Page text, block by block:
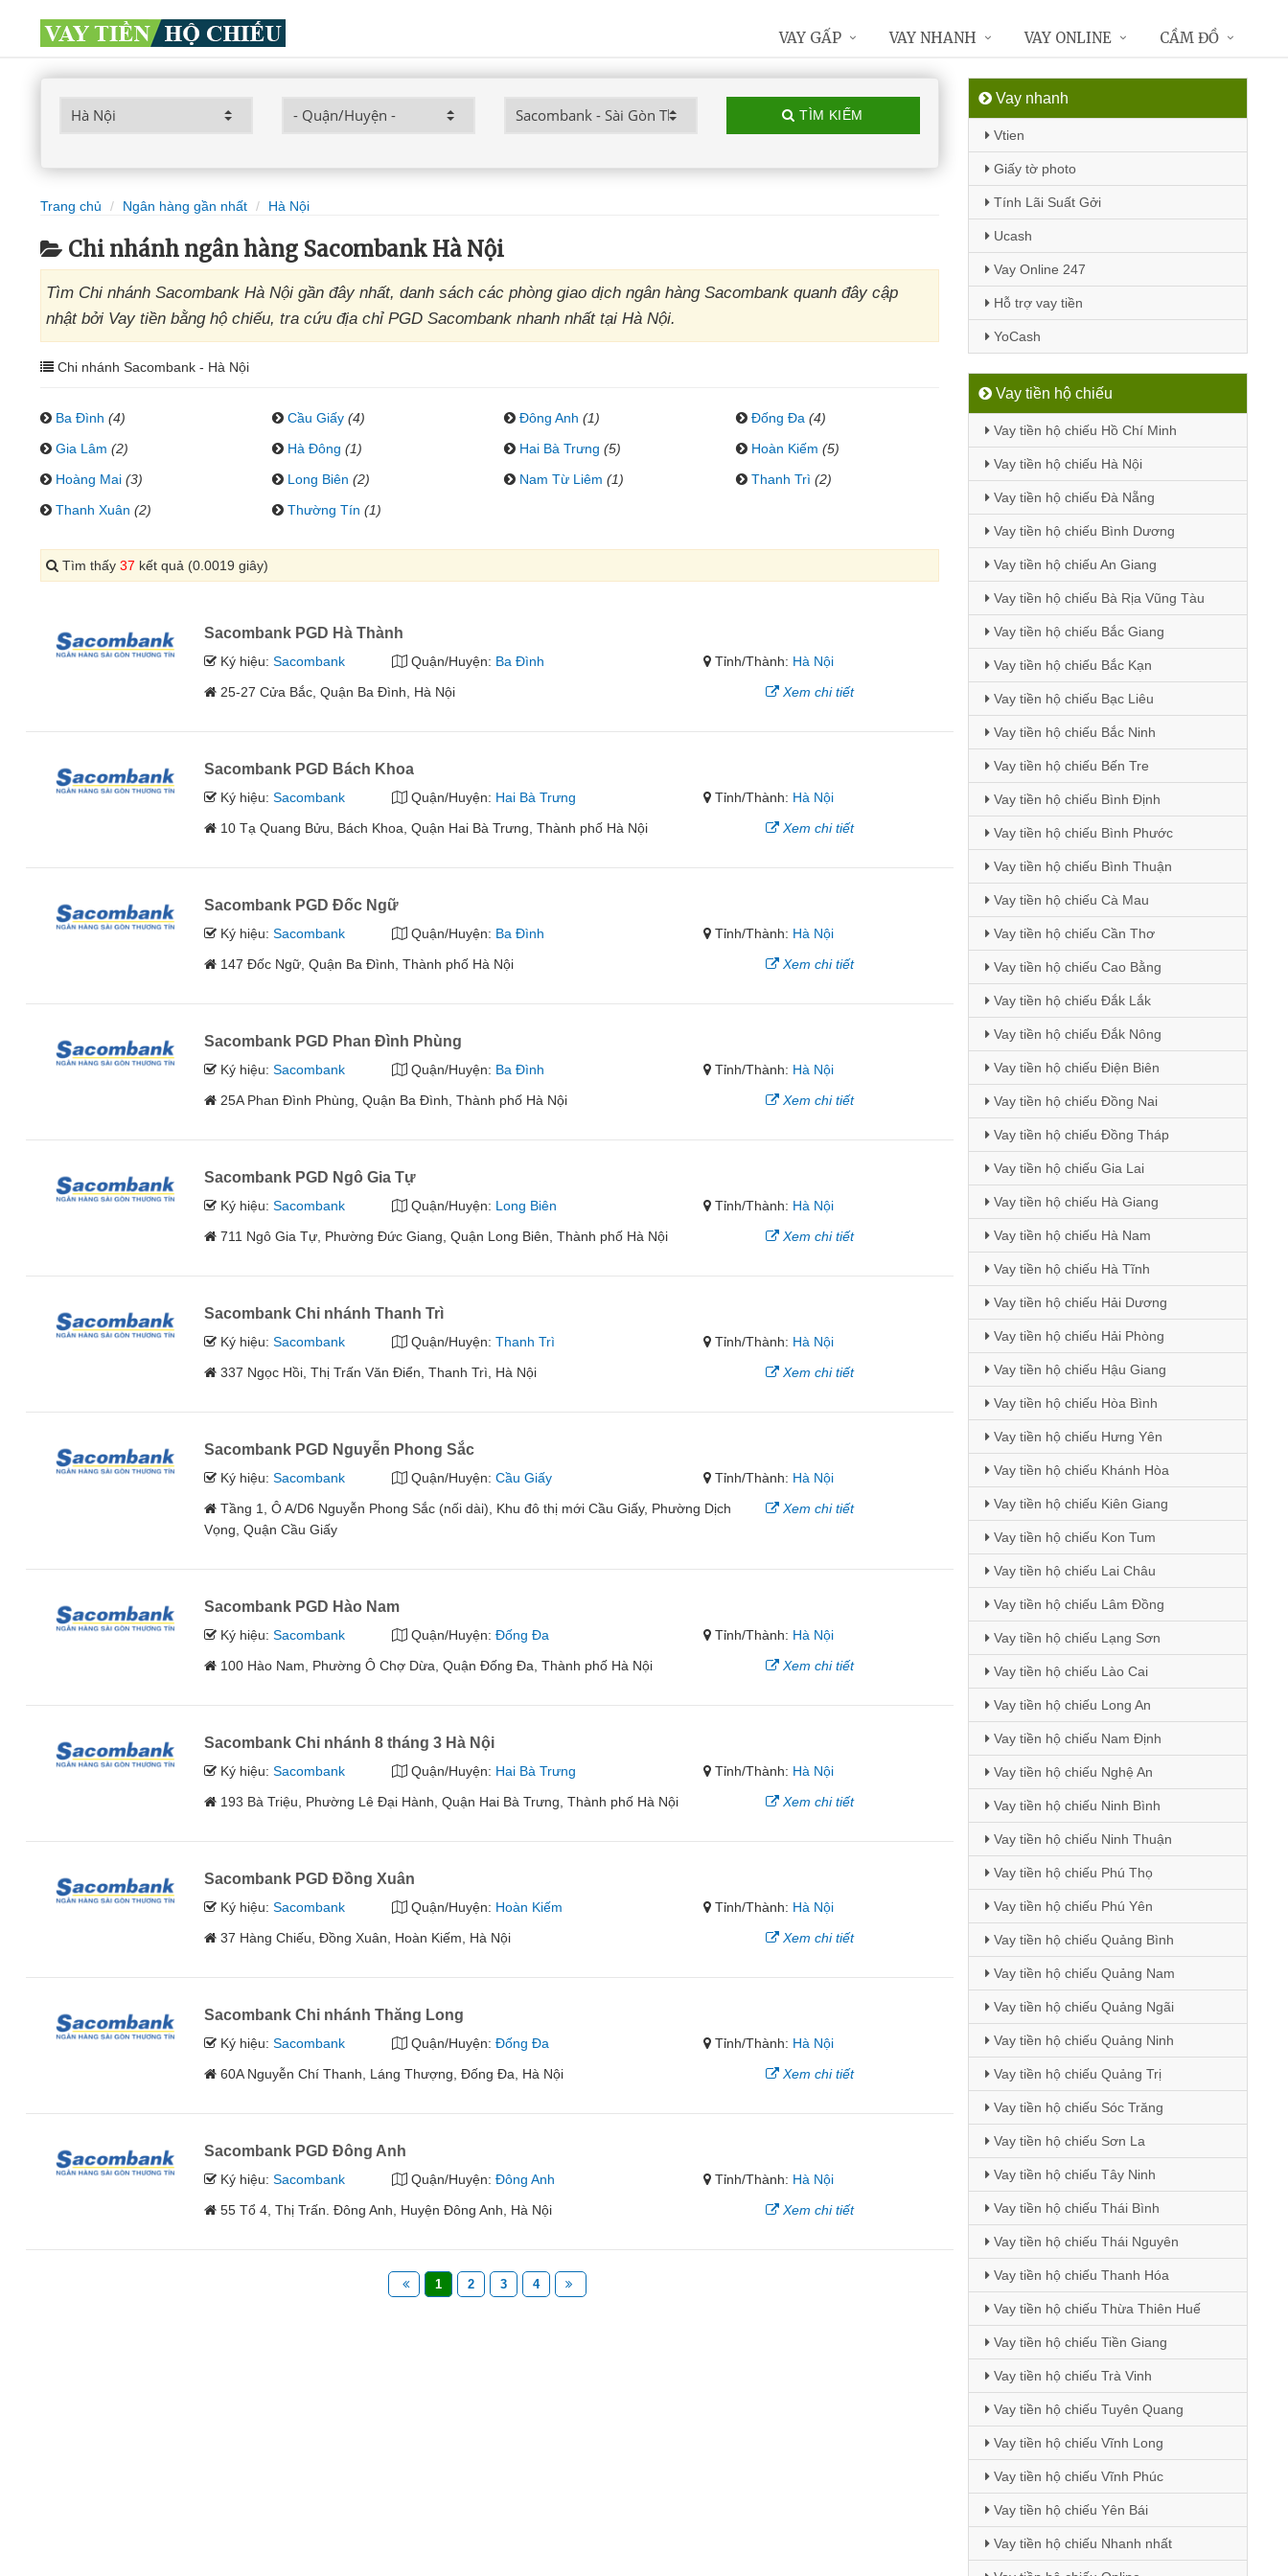
TÌM KIẾM
Trang chủ Ngân hàng gần nhất Hà Nội
Chi nhánh ngân hàng Sacombank Hà Nội
Tìm Chi nhánh Sacombank Hà Nội gần đây nhất, danh sách các phòng giao dịch ngân hàng Sacombank quanh đây cập
nhật bởi Vay tiền bằng hộ chiếu, tra cứu địa chỉ PGD Sacombank nhanh nhất tại Hà Nội.
Chi nhánh Sacombank - Hà Nội
Ba Đình (4) Cầu Giấy (4) Đông Anh (1) Đống Đa (4)
Gia Lâm (2) Hà Đông (1) Hai Bà Trưng (5) Hoàn Kiếm (5)
Hoàng Mai (3) Long Biên (2) Nam Từ Liêm (1) Thanh Trì (2)
Thanh Xuân (2) Thường Tín (1)
Tìm thấy 37 kết quả (0.0019 giây)
Sacombank PGD Hà Thành
Ký hiệu:Sacombank Quận/Huyện: Ba Đình Tỉnh/Thành: Hà Nội
25-27 Cửa Bắc, Quận Ba Đình, Hà Nội
Xem chi tiết
Sacombank PGD Bách Khoa
Ký hiệu:Sacombank Quận/Huyện: Hai Bà Trưng Tỉnh/Thành: Hà Nội
10 Tạ Quang Bửu, Bách Khoa, Quận Hai Bà Trưng, Thành phố Hà Nội
Xem chi tiết
Sacombank PGD Đốc Ngữ
Ký hiệu:Sacombank Quận/Huyện: Ba Đình Tỉnh/Thành: Hà Nội
147 Đốc Ngữ, Quận Ba Đình, Thành phố Hà Nội
Xem chi tiết
Sacombank PGD Phan Đình Phùng
Ký hiệu:Sacombank Quận/Huyện: Ba Đình Tỉnh/Thành: Hà Nội
25A Phan Đình Phùng, Quận Ba Đình, Thành phố Hà Nội
Xem chi tiết
Sacombank PGD Ngô Gia Tự
Ký hiệu:Sacombank Quận/Huyện: Long Biên Tỉnh/Thành: Hà Nội
711 Ngô Gia Tự, Phường Đức Giang, Quận Long Biên, Thành phố Hà Nội
Xem chi tiết
Sacombank Chi nhánh Thanh Trì
Ký hiệu:Sacombank Quận/Huyện: Thanh Trì Tỉnh/Thành: Hà Nội
337 Ngọc Hồi, Thị Trấn Văn Điển, Thanh Trì, Hà Nội
Xem chi tiết
Sacombank PGD Nguyễn Phong Sắc
Ký hiệu:Sacombank Quận/Huyện: Cầu Giấy Tỉnh/Thành: Hà Nội
Tầng 1, Ô A/D6 Nguyễn Phong Sắc (nối dài), Khu đô thị mới Cầu Giấy, Phường Dịch
Vọng, Quận Cầu Giấy
Xem chi tiết
Sacombank PGD Hào Nam
Ký hiệu:Sacombank Quận/Huyện: Đống Đa Tỉnh/Thành: Hà Nội
100 Hào Nam, Phường Ô Chợ Dừa, Quận Đống Đa, Thành phố Hà Nội
Xem chi tiết
Sacombank Chi nhánh 8 tháng 3 Hà Nội
Ký hiệu:Sacombank Quận/Huyện: Hai Bà Trưng Tỉnh/Thành: Hà Nội
193 Bà Triệu, Phường Lê Đại Hành, Quận Hai Bà Trưng, Thành phố Hà Nội
Xem chi tiết
Sacombank PGD Đồng Xuân
Ký hiệu:Sacombank Quận/Huyện: Hoàn Kiếm Tỉnh/Thành: Hà Nội
37 Hàng Chiếu, Đồng Xuân, Hoàn Kiếm, Hà Nội
Xem chi tiết
Sacombank Chi nhánh Thăng Long
Ký hiệu:Sacombank Quận/Huyện: Đống Đa Tỉnh/Thành: Hà Nội
60A Nguyễn Chí Thanh, Láng Thượng, Đống Đa, Hà Nội
Xem chi tiết
Sacombank PGD Đông Anh
Ký hiệu:Sacombank Quận/Huyện: Đông Anh Tỉnh/Thành: Hà Nội
55 Tổ 4, Thị Trấn. Đông Anh, Huyện Đông Anh, Hà Nội
Xem chi tiết
1 2 3 4
Vay nhanh
Vtien
Giấy tờ photo
Tính Lãi Suất Gởi
Ucash
Vay Online 247
Hỗ trợ vay tiền
YoCash
Vay tiền hộ chiếu
Vay tiền hộ chiếu Hồ Chí Minh
Vay tiền hộ chiếu Hà Nội
Vay tiền hộ chiếu Đà Nẵng
Vay tiền hộ chiếu Bình Dương
Vay tiền hộ chiếu An Giang
Vay tiền hộ chiếu Bà Rịa Vũng Tàu
Vay tiền hộ chiếu Bắc Giang
Vay tiền hộ chiếu Bắc Kạn
Vay tiền hộ chiếu Bạc Liêu
Vay tiền hộ chiếu Bắc Ninh
Vay tiền hộ chiếu Bến Tre
Vay tiền hộ chiếu Bình Định
Vay tiền hộ chiếu Bình Phước
Vay tiền hộ chiếu Bình Thuận
Vay tiền hộ chiếu Cà Mau
Vay tiền hộ chiếu Cần Thơ
Vay tiền hộ chiếu Cao Bằng
Vay tiền hộ chiếu Đắk Lắk
Vay tiền hộ chiếu Đắk Nông
Vay tiền hộ chiếu Điện Biên
Vay tiền hộ chiếu Đồng Nai
Vay tiền hộ chiếu Đồng Tháp
Vay tiền hộ chiếu Gia Lai
Vay tiền hộ chiếu Hà Giang
Vay tiền hộ chiếu Hà Nam
Vay tiền hộ chiếu Hà Tĩnh
Vay tiền hộ chiếu Hải Dương
Vay tiền hộ chiếu Hải Phòng
Vay tiền hộ chiếu Hậu Giang
Vay tiền hộ chiếu Hòa Bình
Vay tiền hộ chiếu Hưng Yên
Vay tiền hộ chiếu Khánh Hòa
Vay tiền hộ chiếu Kiên Giang
Vay tiền hộ chiếu Kon Tum
Vay tiền hộ chiếu Lai Châu
Vay tiền hộ chiếu Lâm Đồng
Vay tiền hộ chiếu Lạng Sơn
Vay tiền hộ chiếu Lào Cai
Vay tiền hộ chiếu Long An
Vay tiền hộ chiếu Nam Định
Vay tiền hộ chiếu Nghệ An
Vay tiền hộ chiếu Ninh Bình
Vay tiền hộ chiếu Ninh Thuận
Vay tiền hộ chiếu Phú Thọ
Vay tiền hộ chiếu Phú Yên
Vay tiền hộ chiếu Quảng Bình
Vay tiền hộ chiếu Quảng Nam
Vay tiền hộ chiếu Quảng Ngãi
Vay tiền hộ chiếu Quảng Ninh
Vay tiền hộ chiếu Quảng Trị
Vay tiền hộ chiếu Sóc Trăng
Vay tiền hộ chiếu Sơn La
Vay tiền hộ chiếu Tây Ninh
Vay tiền hộ chiếu Thái Bình
Vay tiền hộ chiếu Thái Nguyên
Vay tiền hộ chiếu Thanh Hóa
Vay tiền hộ chiếu Thừa Thiên Huế
Vay tiền hộ chiếu Tiền Giang
Vay tiền hộ chiếu Trà Vinh
Vay tiền hộ chiếu Tuyên Quang
Vay tiền hộ chiếu Vĩnh Long
Vay tiền hộ chiếu Vĩnh Phúc
Vay tiền hộ chiếu Yên Bái
Vay tiền hộ chiếu Nhanh nhất
VAY GẤP VAY NHANH VAY ONLINE CẦM ĐỒ